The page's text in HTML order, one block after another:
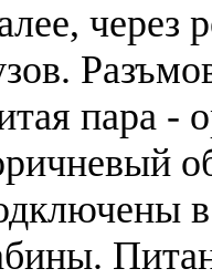
через
пара -